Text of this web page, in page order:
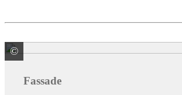
© © Dariusz Jarzabek / stock.adobe.com
Fassade